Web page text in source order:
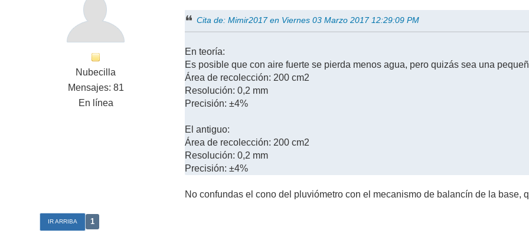
Nubecilla
Mensajes: 81
En línea
Cita de: Mimir2017 en Viernes 03 Marzo 2017 12:29:09 PM
En teoría:
Es posible que con aire fuerte se pierda menos agua, pero quizás sea una
Área de recolección: 200 cm2
Resolución: 0,2 mm
Precisión: ±4%
El antiguo:
Área de recolección: 200 cm2
Resolución: 0,2 mm
Precisión: ±4%
No confundas el cono del pluviómetro con el mecanismo de balancín de la base,
IR ARRIBA 1